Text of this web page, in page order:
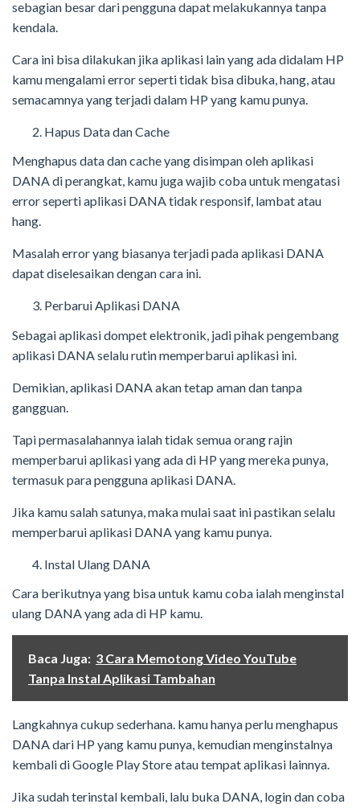
sebagian besar dari pengguna dapat melakukannya tanpa
kendala.
Cara ini bisa dilakukan jika aplikasi lain yang ada didalam HP
kamu mengalami error seperti tidak bisa dibuka, hang, atau
semacamnya yang terjadi dalam HP yang kamu punya.
Hapus Data dan Cache
Menghapus data dan cache yang disimpan oleh aplikasi
DANA di perangkat, kamu juga wajib coba untuk mengatasi
error seperti aplikasi DANA tidak responsif, lambat atau
hang.
Masalah error yang biasanya terjadi pada aplikasi DANA
dapat diselesaikan dengan cara ini.
Perbarui Aplikasi DANA
Sebagai aplikasi dompet elektronik, jadi pihak pengembang
aplikasi DANA selalu rutin memperbarui aplikasi ini.
Demikian, aplikasi DANA akan tetap aman dan tanpa
gangguan.
Tapi permasalahannya ialah tidak semua orang rajin
memperbarui aplikasi yang ada di HP yang mereka punya,
termasuk para pengguna aplikasi DANA.
Jika kamu salah satunya, maka mulai saat ini pastikan selalu
memperbarui aplikasi DANA yang kamu punya.
Instal Ulang DANA
Cara berikutnya yang bisa untuk kamu coba ialah menginstal
ulang DANA yang ada di HP kamu.
Baca Juga: 3 Cara Memotong Video YouTube
Tanpa Instal Aplikasi Tambahan
Langkahnya cukup sederhana. kamu hanya perlu menghapus
DANA dari HP yang kamu punya, kemudian menginstalnya
kembali di Google Play Store atau tempat aplikasi lainnya.
Jika sudah terinstal kembali, lalu buka DANA, login dan coba